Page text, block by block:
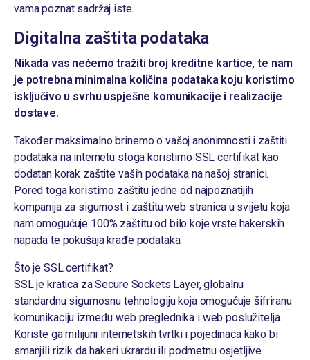
vama poznat sadržaj iste.
Digitalna zaštita podataka
Nikada vas nećemo tražiti broj kreditne kartice, te nam
je potrebna minimalna količina podataka koju koristimo
isključivo u svrhu uspješne komunikacije i realizacije
dostave.
Također maksimalno brinemo o vašoj anonimnosti i zaštiti
podataka na internetu stoga koristimo SSL certifikat kao
dodatan korak zaštite vaših podataka na našoj stranici.
Pored toga koristimo zaštitu jedne od najpoznatijih
kompanija za sigurnost i zaštitu web stranica u svijetu koja
nam omogućuje 100% zaštitu od bilo koje vrste hakerskih
napada te pokušaja krađe podataka.
Što je SSL certifikat?
SSL je kratica za Secure Sockets Layer, globalnu
standardnu sigurnosnu tehnologiju koja omogućuje šifriranu
komunikaciju između web preglednika i web poslužitelja.
Koriste ga milijuni internetskih tvrtki i pojedinaca kako bi
smanjili rizik da hakeri ukrardu ili podmetnu osjetljive